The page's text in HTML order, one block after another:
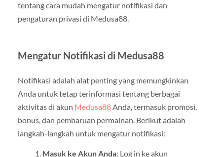
tentang cara mudah mengatur notifikasi dan
pengaturan privasi di Medusa88.
Mengatur Notifikasi di Medusa88
Notifikasi adalah alat penting yang memungkinkan
Anda untuk tetap terinformasi tentang berbagai
aktivitas di akun Medusa88Anda, termasuk promosi,
bonus, dan pembaruan permainan. Berikut adalah
langkah-langkah untuk mengatur notifikasi:
Masuk ke Akun Anda: Log in ke akun